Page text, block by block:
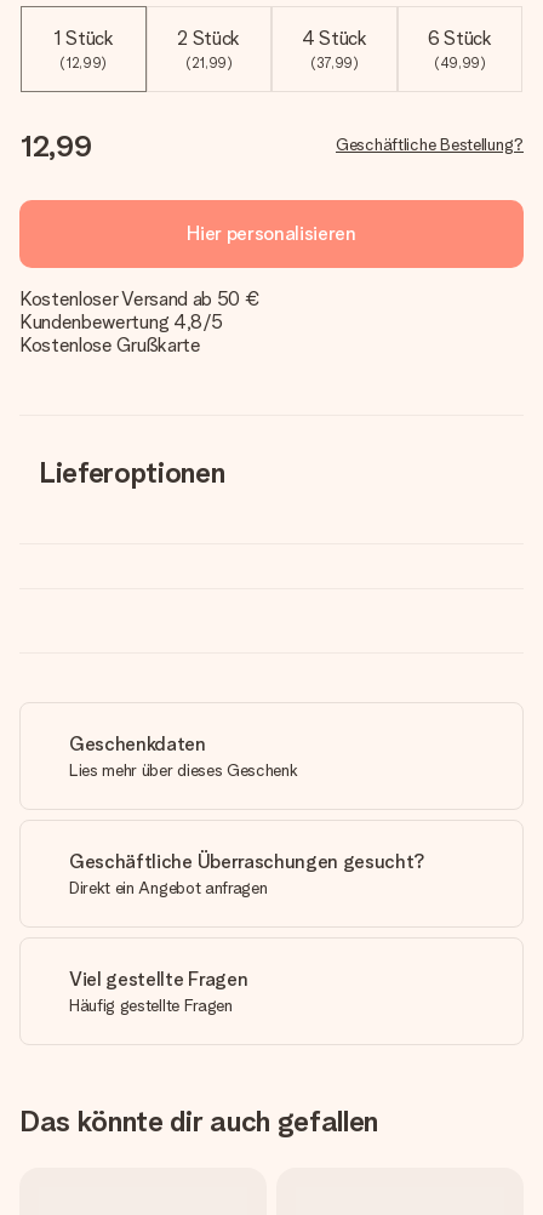
1 Stück
(12,99)
2 Stück
(21,99)
4 Stück
(37,99)
6 Stück
(49,99)
12,99 Geschäftliche Bestellung?
Hier personalisieren
Kostenloser Versand ab 50 €
Kundenbewertung 4,8/5
Kostenlose Grußkarte
Lieferoptionen
Geschenkdaten
Lies mehr über dieses Geschenk
Geschäftliche Überraschungen gesucht?
Direkt ein Angebot anfragen
Viel gestellte Fragen
Häufig gestellte Fragen
Das könnte dir auch gefallen